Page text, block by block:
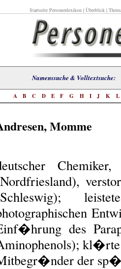
Startseite Personenlexikon| Überblick|
Namenssuche &
A B C D E F G H I J K L
Momme
des
kl�rte
der